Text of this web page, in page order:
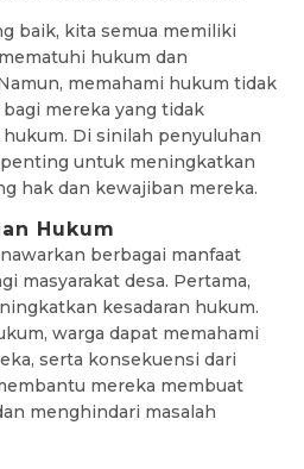
baik, kita semua memiliki
hukum dan
memahami hukum tidak
mereka yang tidak
Di sinilah penyuluhan
untuk meningkatkan
hak dan kewajiban mereka.
Hukum
berbagai manfaat
masyarakat desa. Pertama,
kesadaran hukum.
warga dapat memahami
serta konsekuensi dari
mereka membuat
menghindari masalah